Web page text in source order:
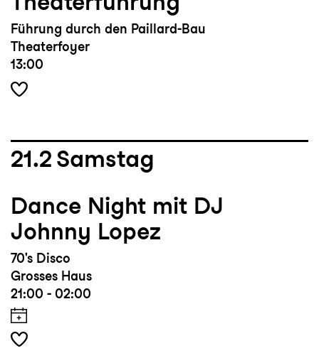
Führung durch den Paillard-Bau
Theaterfoyer
13:00
21.2 Samstag
Dance Night mit DJ
Johnny Lopez
70's Disco
Grosses Haus
21:00 - 02:00